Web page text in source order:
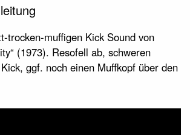
trocken-muffigen Kick Sound von
(1973). Resofell ab, schweren
ggf. noch einen Muffkopf über den